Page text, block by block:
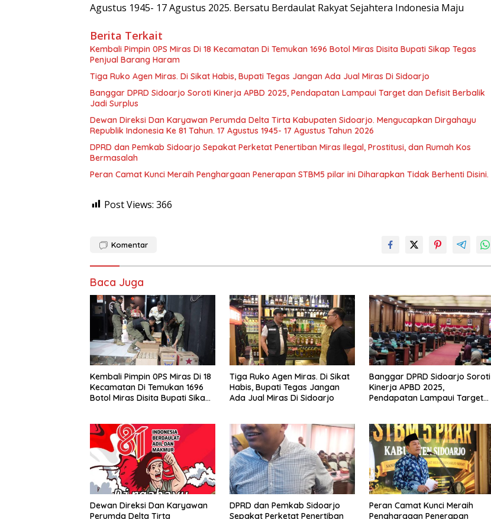
Agustus 1945- 17 Agustus 2025. Bersatu Berdaulat Rakyat Sejahtera Indonesia Maju
Berita Terkait
Kembali Pimpin 0PS Miras Di 18 Kecamatan Di Temukan 1696 Botol Miras Disita Bupati Sikap Tegas
Penjual Barang Haram
Tiga Ruko Agen Miras. Di Sikat Habis, Bupati Tegas Jangan Ada Jual Miras Di Sidoarjo
Banggar DPRD Sidoarjo Soroti Kinerja APBD 2025, Pendapatan Lampaui Target dan Defisit Berbalik
Jadi Surplus
Dewan Direksi Dan Karyawan Perumda Delta Tirta Kabupaten Sidoarjo. Mengucapkan Dirgahayu
Republik Indonesia Ke 81 Tahun. 17 Agustus 1945- 17 Agustus Tahun 2026
DPRD dan Pemkab Sidoarjo Sepakat Perketat Penertiban Miras Ilegal, Prostitusi, dan Rumah Kos
Bermasalah
Peran Camat Kunci Meraih Penghargaan Penerapan STBM5 pilar ini Diharapkan Tidak Berhenti Disini.
Post Views: 366
Komentar
Baca Juga
Kembali Pimpin 0PS Miras Di 18
Kecamatan Di Temukan 1696
Botol Miras Disita Bupati Sikap
Tiga Ruko Agen Miras. Di Sikat
Habis, Bupati Tegas Jangan
Ada Jual Miras Di Sidoarjo
Banggar DPRD Sidoarjo Soroti
Kinerja APBD 2025,
Pendapatan Lampaui Target
Dewan Direksi Dan Karyawan
Perumda Delta Tirta
DPRD dan Pemkab Sidoarjo
Sepakat Perketat Penertiban
Peran Camat Kunci Meraih
Penghargaan Penerapan